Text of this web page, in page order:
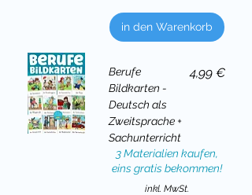
in den Warenkorb
Berufe
Bildkarten -
Deutsch als
Zweitsprache +
Sachunterricht
Preis
4,99 €
3 Materialien kaufen,
eins gratis bekommen!
inkl. MwSt.